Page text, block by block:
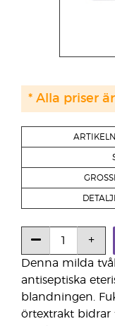
Denna milda
antiseptiska
blandningen.
örtextrakt
* Alla priser